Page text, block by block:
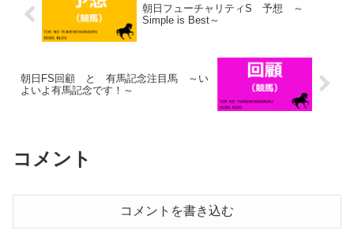
朝日フューチャリティS 予想 ～
Simple is Best～
朝日FS回顧 と 有馬記念注目馬 ～い
よいよ有馬記念です！～
コメント
コメントを書き込む